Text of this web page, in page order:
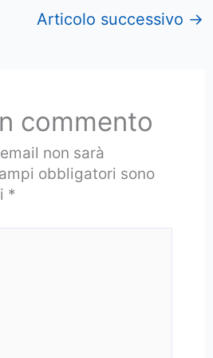
Articolo successivo →
commento
non sarà
obbligatori sono
*